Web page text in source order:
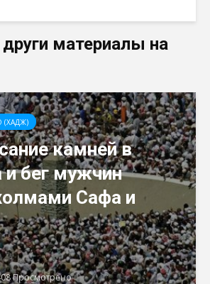
материалы на
(ХАДЖ)
камней в
и бег мужчин
Сафа и
Просмотрено